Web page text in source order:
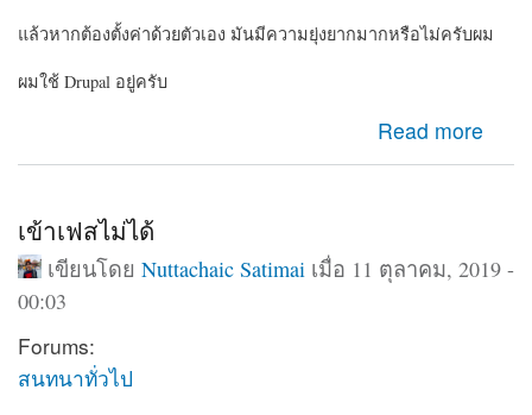
แล้วหากต้องตั้งค่าด้วยตัวเอง มันมีความยุ่งยากมากหรือไม่ครับผม
ผมใช้ Drupal อยู่ครับ
Read more
about ขออนุญาตสอบถามเรื่องการเปลี่ยนโดเมนเว็บใน
CMS Drupal ครับ
เข้าเฟสไม่ได้
เขียนโดย Nuttachaic Satimai เมื่อ 11 ตุลาคม, 2019 -
00:03
Forums:
สนทนาทั่วไป